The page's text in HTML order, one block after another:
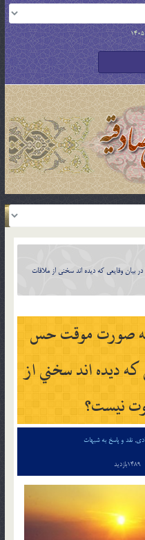
بيان وقايعي که ديده اند سخني از ملاقات
به صورت موقت حس
که ديده اند سخني از
نيست؟
, نقد و پاسخ به شبهات